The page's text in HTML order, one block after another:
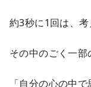
約3秒に1回は、考
その中のごく一部
「自分の心の中